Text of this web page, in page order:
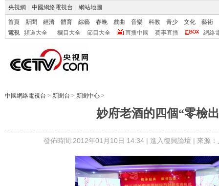
央視網 中國網絡電視台 網站地圖
首頁 新聞 經濟 體育 綜藝 春晚 戲曲 音樂 科教 青少 文化
藝術
電視
頻道大全 欄目大全 節目大全 直播中國 賽事直播 網絡
中國網絡電視台 > 新聞台 > 新聞中心 >
妙府老酒的四個“零檢
發佈時間:2012年01月10日 14:34 | 進入復興論壇 | 來源